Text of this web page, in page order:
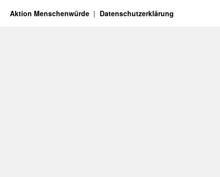
Aktion Menschenwürde Datenschutzerklärung